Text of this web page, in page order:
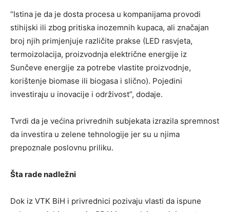
“Istina je da je dosta procesa u kompanijama provodi
stihijski ili zbog pritiska inozemnih kupaca, ali značajan
broj njih primjenjuje različite prakse (LED rasvjeta,
termoizolacija, proizvodnja električne energije iz
Sunčeve energije za potrebe vlastite proizvodnje,
korištenje biomase ili biogasa i slično). Pojedini
investiraju u inovacije i održivost”, dodaje.
Tvrdi da je većina privrednih subjekata izrazila spremnost
da investira u zelene tehnologije jer su u njima
prepoznale poslovnu priliku.
Šta rade nadležni
Dok iz VTK BiH i privrednici pozivaju vlasti da ispune